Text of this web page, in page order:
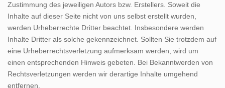
Zustimmung des jeweiligen Autors bzw. Erstellers. Soweit die
Inhalte auf dieser Seite nicht von uns selbst erstellt wurden,
werden Urheberrechte Dritter beachtet. Insbesondere werden
Inhalte Dritter als solche gekennzeichnet. Sollten Sie trotzdem auf
eine Urheberrechtsverletzung aufmerksam werden, wird um
einen entsprechenden Hinweis gebeten. Bei Bekanntwerden von
Rechtsverletzungen werden wir derartige Inhalte umgehend
entfernen.